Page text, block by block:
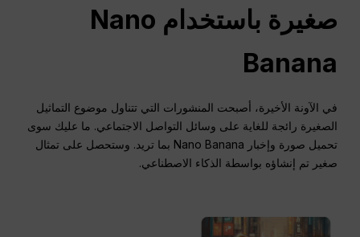
صغيرة باستخدام Nano
Banana
في الآونة الأخيرة، أصبحت المنشورات التي تتناول موضوع التماثيل
الصغيرة رائجة للغاية على وسائل التواصل الاجتماعي. ما عليك سوى
تحميل صورة وإخبار Nano Banana بما تريد. وستحصل على تمثال
صغير تم إنشاؤه بواسطة الذكاء الاصطناعي.